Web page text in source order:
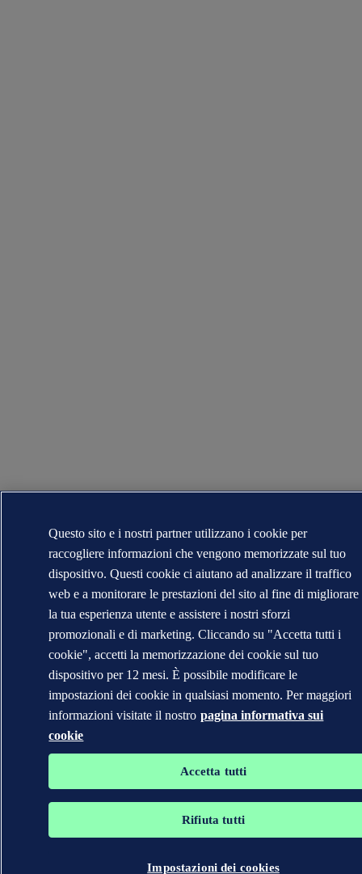
Questo sito e i nostri partner utilizzano i cookie per
raccogliere informazioni che vengono memorizzate sul tuo
dispositivo. Questi cookie ci aiutano ad analizzare il traffico
web e a monitorare le prestazioni del sito al fine di migliorare
la tua esperienza utente e assistere i nostri sforzi
promozionali e di marketing. Cliccando su "Accetta tutti i
cookie", accetti la memorizzazione dei cookie sul tuo
dispositivo per 12 mesi. È possibile modificare le
impostazioni dei cookie in qualsiasi momento. Per maggiori
informazioni visitate il nostro pagina informativa sui
cookie
Accetta tutti
Rifiuta tutti
Impostazioni dei cookies